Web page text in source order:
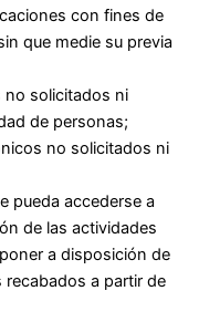
con fines de
que medie su previa
no solicitados ni
de personas;
no solicitados ni
pueda accederse a
de las actividades
a disposición de
a partir de